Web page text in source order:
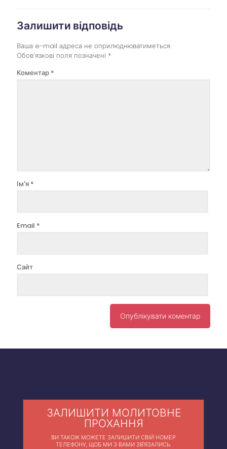
Залишити відповідь
Ваша e-mail адреса не оприлюднюватиметься.
Обов’язкові поля позначені *
Коментар *
Ім'я *
Email *
Сайт
ЗАЛИШИТИ МОЛИТОВНЕ
ПРОХАННЯ
ВИ ТАКОЖ МОЖЕТЕ ЗАЛИШИТИ СВІЙ НОМЕР
ТЕЛЕФОНУ, ЩОБ МИ З ВАМИ ЗВ'ЯЗАЛИСЬ.